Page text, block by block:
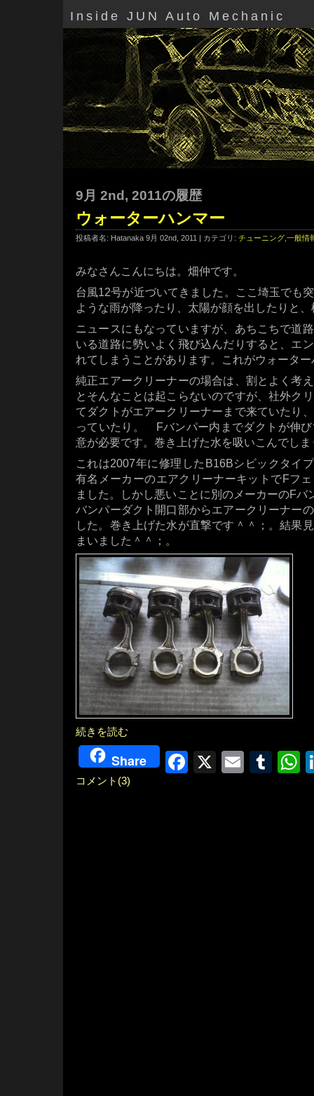
Inside JUN Auto Mechanic
9月 2nd, 2011の履歴
ウォーターハンマー
投稿者名: Hatanaka 9月 02nd, 2011 | カテゴリ: チューニング 一般情
みなさんこんにちは。畑仲です。
台風12号が近づいてきました。ここ埼玉でも
ような雨が降ったり、太陽が顔を出したりと
ニュースにもなっていますが、あちこちで道
いる道路に勢いよく飛び込んだりすると、エ
れてしまうことがあります。これがウォータ
純正エアークリーナーの場合は、割とよく考
とそんなことは起こらないのですが、社外ク
てダクトがエアークリーナーまで来ていたり
っていたり。 Fバンパー内までダクトが伸
意が必要です。巻き上げた水を吸いこんでし
これは2007年に修理したB16Bシビックタイ
有名メーカーのエアクリーナーキットでFフ
ました。しかし悪いことに別のメーカーのF
バンパーダクト開口部からエアークリーナー
した。巻き上げた水が直撃です＾＾；。結果
まいました＾＾；。
続きを読む
Share Facebook
X Email
コメント(3)